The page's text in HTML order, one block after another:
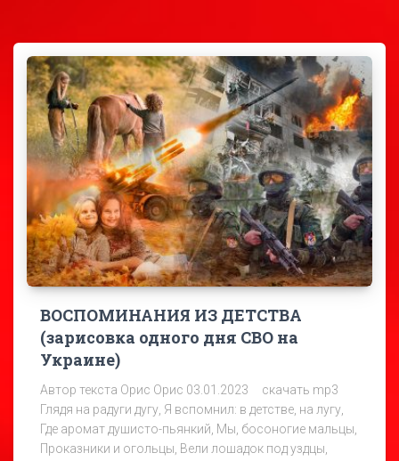
ВОСПОМИНАНИЯ ИЗ ДЕТСТВА
(зарисовка одного дня СВО на
Украине)
Автор текста Орис Орис 03.01.2023 скачать mp3
Глядя на радуги дугу, Я вспомнил: в детстве, на лугу,
Где аромат душисто-пьянкий, Мы, босоногие мальцы,
Проказники и огольцы, Вели лошадок под уздцы,